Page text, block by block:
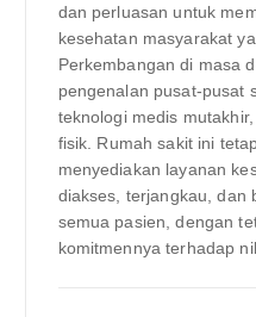
dan perluasan untuk
kesehatan masyarakat
Perkembangan di masa
pengenalan pusat-pusat
teknologi medis
fisik. Rumah sakit ini
menyediakan layanan
diakses, terjangkau, dan
semua pasien, dengan
komitmennya terhadap